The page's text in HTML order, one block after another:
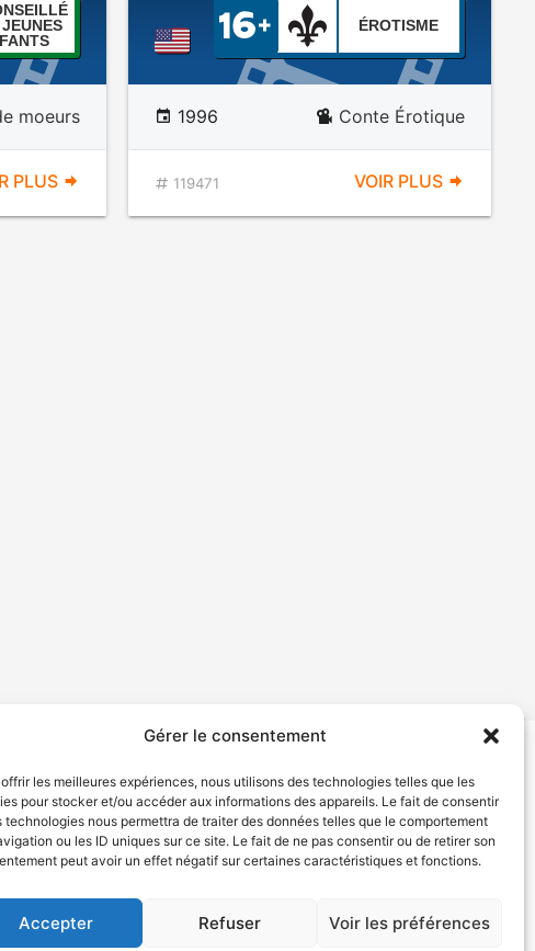
Gérer le consentement
offrir les meilleures expériences, nous utilisons des technologies telles que les
pour stocker et/ou accéder aux informations des appareils. Le fait de consentir
technologies nous permettra de traiter des données telles que le comportement
ou les ID uniques sur ce site. Le fait de ne pas consentir ou de retirer son
peut avoir un effet négatif sur certaines caractéristiques et fonctions.
Accepter Refuser Voir les préférences
moeurs
PLUS
ÉROTISME
1996 Conte Érotique
119471 VOIR PLUS
de services Politique de confidentialité